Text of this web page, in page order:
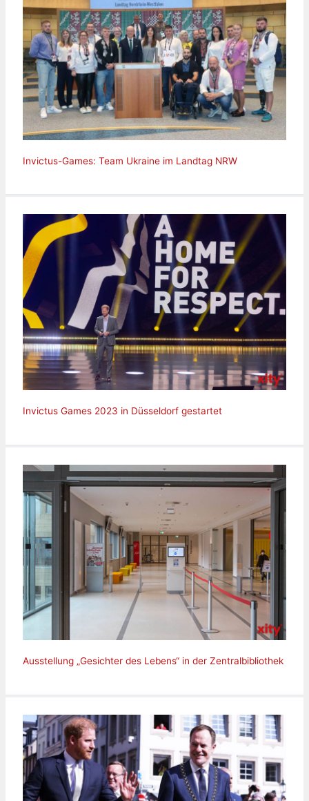
Invictus-Games: Team Ukraine im Landtag NRW
Invictus Games 2023 in Düsseldorf gestartet
Ausstellung „Gesichter des Lebens“ in der Zentralbibliothek